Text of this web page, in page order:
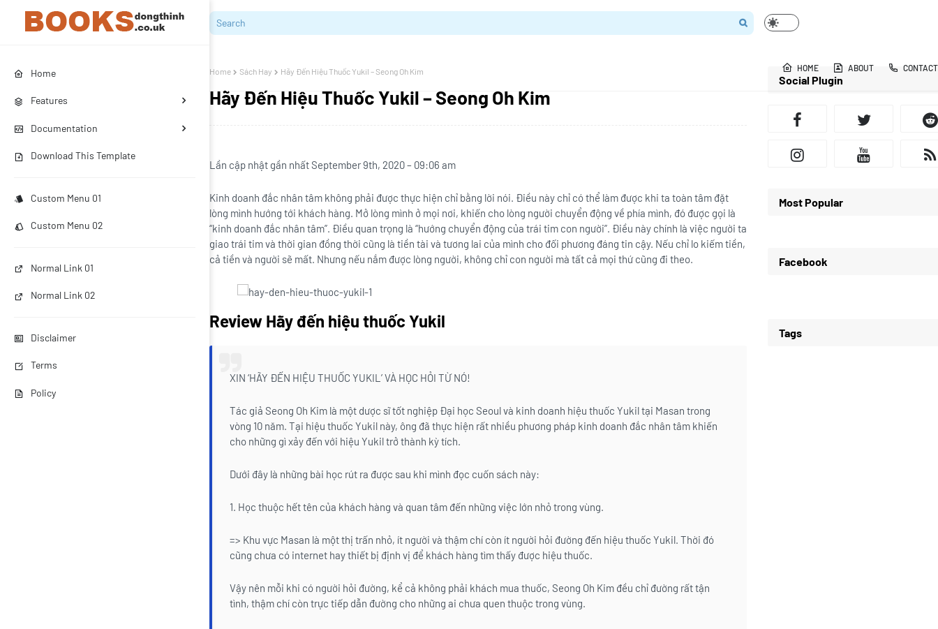
Home
Features
Documentation
Download This Template
Custom Menu 01
Custom Menu 02
Normal Link 01
Normal Link 02
Disclaimer
Terms
Policy
HOME ABOUT CONTACT
Home Sách Hay Hãy Đến Hiệu Thuốc Yukil – Seong Oh Kim
Hãy Đến Hiệu Thuốc Yukil – Seong Oh Kim
Lần cập nhật gần nhất September 9th, 2020 – 09:06 am
Kinh doanh đắc nhân tâm không phải được thực hiện chỉ bằng lời nói. Điều này chỉ có thể làm được khi ta toàn tâm đặt
lòng mình hướng tới khách hàng. Mở lòng mình ở mọi nơi, khiến cho lòng người chuyển động về phía mình, đó được gọi là
“kinh doanh đắc nhân tâm”. Điều quan trọng là “hướng chuyển động của trái tim con người”. Điều này chính là việc người ta
giao trái tim và thời gian đồng thời cũng là tiền tài và tương lai của mình cho đối phương đáng tin cậy. Nếu chỉ lo kiếm tiền,
cả tiền và người sẽ mất. Nhưng nếu nắm được lòng người, không chỉ con người mà tất cả mọi thứ cũng đi theo.
Review Hãy đến hiệu thuốc Yukil
XIN ‘HÃY ĐẾN HIỆU THUỐC YUKIL’ VÀ HỌC HỎI TỪ NÓ!
Tác giả Seong Oh Kim là một dược sĩ tốt nghiệp Đại học Seoul và kinh doanh hiệu thuốc Yukil tại Masan trong
vòng 10 năm. Tại hiệu thuốc Yukil này, ông đã thực hiện rất nhiều phương pháp kinh doanh đắc nhân tâm khiến
cho những gì xảy đến với hiệu Yukil trở thành kỳ tích.
Dưới đây là những bài học rút ra được sau khi mình đọc cuốn sách này:
1. Học thuộc hết tên của khách hàng và quan tâm đến những việc lớn nhỏ trong vùng.
=> Khu vực Masan là một thị trấn nhỏ, ít người và thậm chí còn ít người hỏi đường đến hiệu thuốc Yukil. Thời đó
cũng chưa có internet hay thiết bị định vị để khách hàng tìm thấy được hiệu thuốc.
Vậy nên mỗi khi có người hỏi đường, kể cả không phải khách mua thuốc, Seong Oh Kim đều chỉ đường rất tận
tình, thậm chí còn trực tiếp dẫn đường cho những ai chưa quen thuộc trong vùng.
Social Plugin
Most Popular
Facebook
Tags